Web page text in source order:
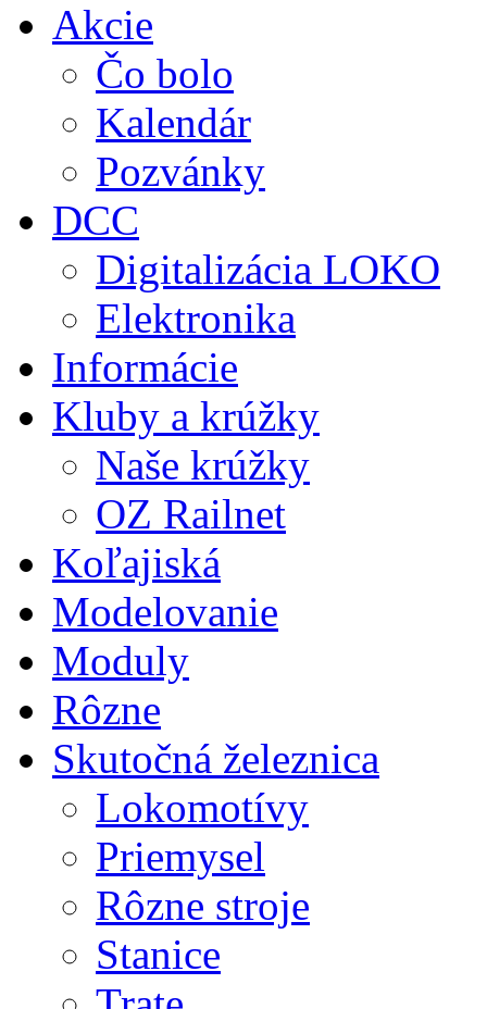
Akcie
Čo bolo
Kalendár
Pozvánky
DCC
Digitalizácia LOKO
Elektronika
Informácie
Kluby a krúžky
Naše krúžky
OZ Railnet
Koľajiská
Modelovanie
Moduly
Rôzne
Skutočná železnica
Lokomotívy
Priemysel
Rôzne stroje
Stanice